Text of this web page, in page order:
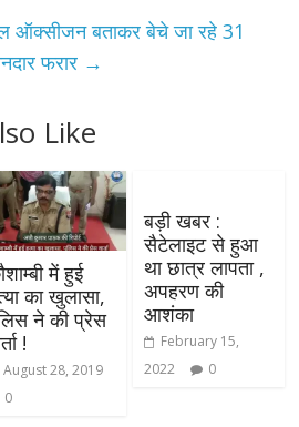
ऑक्सीजन बताकर बेचे जा रहे 31
फरार →
Like
में हुई
का खुलासा,
ने की प्रेस
!
August 28, 2019
0
बड़ी खबर :
सैटेलाइट से हुआ
था छात्र लापता ,
अपहरण की
आशंका
February 15,
2022
0